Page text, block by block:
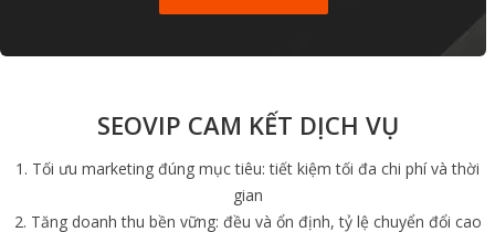
SEOVIP CAM KẾT DỊCH VỤ
Tối ưu marketing đúng mục tiêu: tiết kiệm tối đa chi phí và thời
gian
Tăng doanh thu bền vững: đều và ổn định, tỷ lệ chuyển đổi cao